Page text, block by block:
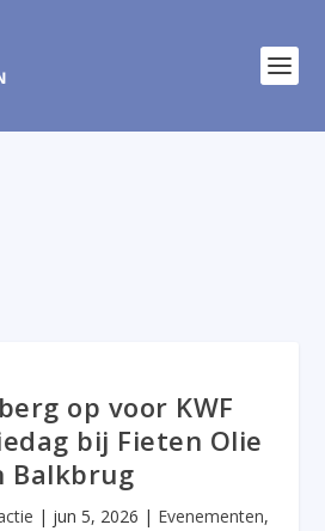
op voor KWF
bij Fieten Olie
Balkbrug
| jun 5, 2026 | Evenementen,